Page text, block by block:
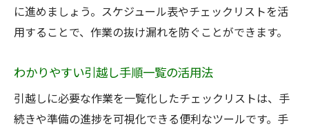
荷造りを時短したい人に役立つ実践ワザ
引越し準備で荷造りを効率化する方法
荷造りグッズ活用で時短を実現するコツ
引越しやることリストで整理整頓を実践
一人暮らし向け荷造りの工夫と注意点
に進めましょう。スケジュール表やチェックリストを活
用することで、作業の抜け漏れを防ぐことができます。
わかりやすい引越し手順一覧の活用法
引越しに必要な作業を一覧化したチェックリストは、手
続きや準備の進捗を可視化できる便利なツールです。手